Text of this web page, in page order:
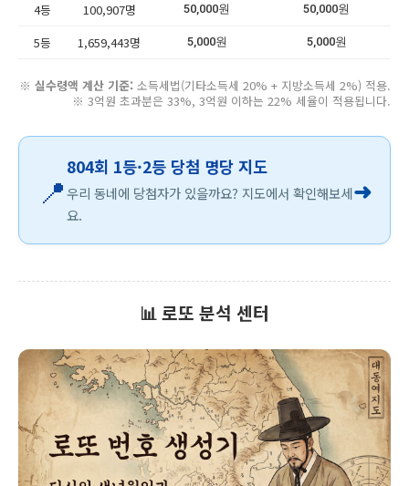
4등 100,907명 50,000원 50,000원
5등 1,659,443명 5,000원 5,000원
※ 실수령액 계산 기준: 소득세법(기타소득세 20% + 지방소득세 2%) 적용.
※ 3억원 초과분은 33%, 3억원 이하는 22% 세율이 적용됩니다.
📍
804회 1등·2등 당첨 명당 지도
우리 동네에 당첨자가 있을까요? 지도에서 확인해보세
요.
➜
📊 로또 분석 센터